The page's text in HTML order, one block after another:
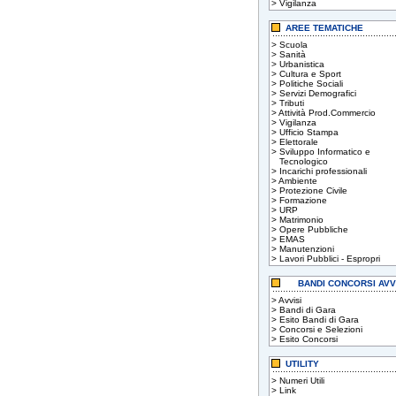
> Vigilanza
AREE TEMATICHE
> Scuola
> Sanità
> Urbanistica
> Cultura e Sport
> Politiche Sociali
> Servizi Demografici
> Tributi
>Attività Prod.Commercio
> Vigilanza
> Ufficio Stampa
> Elettorale
> Sviluppo Informatico e
Tecnologico
> Incarichi professionali
>Ambiente
> Protezione Civile
> Formazione
> URP
> Matrimonio
> Opere Pubbliche
> EMAS
> Manutenzioni
> Lavori Pubblici - Espropri
BANDI CONCORSI
>Avvisi
> Bandi di Gara
> Esito Bandi di Gara
> Concorsi e Selezioni
> Esito Concorsi
UTILITY
> Numeri Utili
> Link